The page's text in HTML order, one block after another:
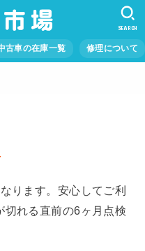
古車の在庫一覧 修理について
SEARCH
ります。安心してご利
切れる直前の6ヶ月点検